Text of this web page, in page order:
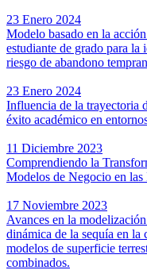
23 Enero 2024
Modelo basado en la
estudiante de grado para la
riesgo de abandono
23 Enero 2024
Influencia de la trayectoria
éxito académico en
11 Diciembre 2023
Comprendiendo la
Modelos de Negocio en
17 Noviembre 2023
Avances en la
dinámica de la sequía en
modelos de superficie
combinados.